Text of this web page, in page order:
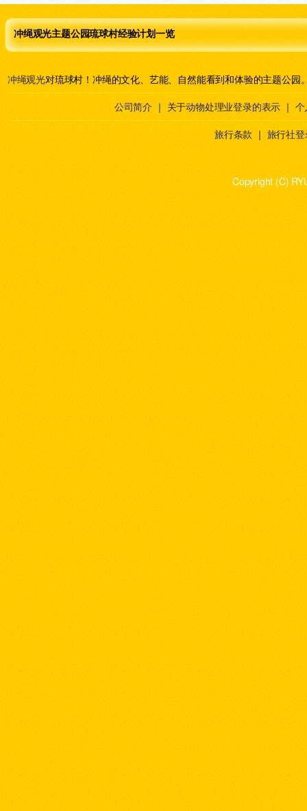
冲绳观光主题公园琉球村经验计划一览
冲绳观光对琉球村！冲绳的文化、艺能、自然能看到和体验的主题公园
公司简介 ｜ 关于动物处理业登录的表示 ｜
旅行条款 ｜ 旅行社
Copyright (C)